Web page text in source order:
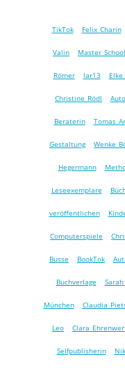
TikTok Felix Charin
Valin Master
Römer lar13
Christine Rödl
Beraterin Tomas
Gestaltung Wenke
Hegermann
Leseexemplare
veröffentlichen
Computerspiele
Busse BookTok
Buchverlage
München Claudia
Leo Clara
Selfpublisherin